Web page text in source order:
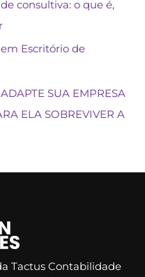
consultiva: o que é,
Escritório de
ADAPTE SUA EMPRESA
ELA SOBREVIVER A
Tactus Contabilidade